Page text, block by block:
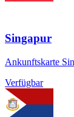
Singapur
Ankunftskarte
Verfügbar